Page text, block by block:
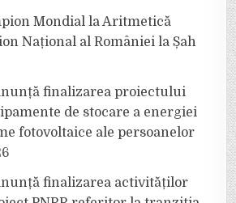
Mondial la Aritmetică
Național al României la Șah
finalizarea proiectului
de stocare a energiei
fotovoltaice ale persoanelor
finalizarea activităților